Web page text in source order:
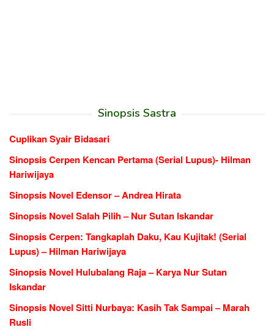
Sinopsis Sastra
Cuplikan Syair Bidasari
Sinopsis Cerpen Kencan Pertama (Serial Lupus)- Hilman
Hariwijaya
Sinopsis Novel Edensor – Andrea Hirata
Sinopsis Novel Salah Pilih – Nur Sutan Iskandar
Sinopsis Cerpen: Tangkaplah Daku, Kau Kujitak! (Serial
Lupus) – Hilman Hariwijaya
Sinopsis Novel Hulubalang Raja – Karya Nur Sutan
Iskandar
Sinopsis Novel Sitti Nurbaya: Kasih Tak Sampai – Marah
Rusli